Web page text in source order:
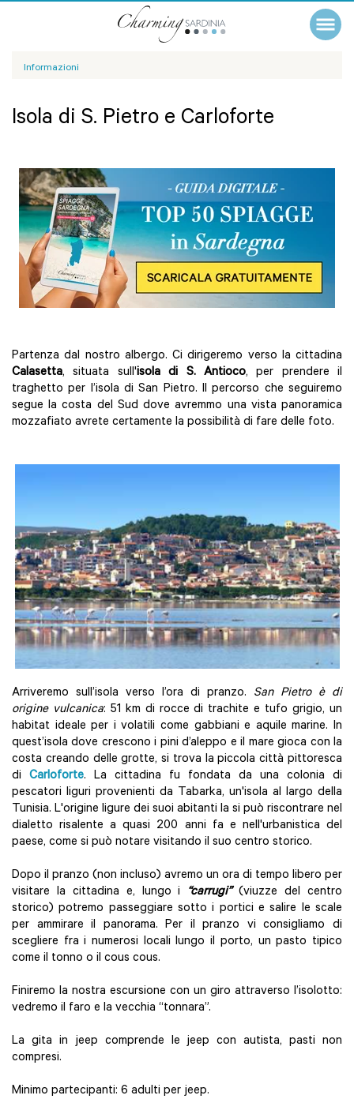
Informazioni
Isola di S. Pietro e Carloforte
Partenza dal nostro albergo. Ci dirigeremo verso la cittadina
Calasetta, situata sull'isola di S. Antioco, per prendere il
traghetto per l’isola di San Pietro. Il percorso che seguiremo
segue la costa del Sud dove avremmo una vista panoramica
mozzafiato avrete certamente la possibilità di fare delle foto.
Arriveremo sull’isola verso l’ora di pranzo. San Pietro è di
origine vulcanica: 51 km di rocce di trachite e tufo grigio, un
habitat ideale per i volatili come gabbiani e aquile marine. In
quest’isola dove crescono i pini d’aleppo e il mare gioca con la
costa creando delle grotte, si trova la piccola città pittoresca
di Carloforte. La cittadina fu fondata da una colonia di
pescatori liguri provenienti da Tabarka, un'isola al largo della
Tunisia. L'origine ligure dei suoi abitanti la si può riscontrare nel
dialetto risalente a quasi 200 anni fa e nell'urbanistica del
paese, come si può notare visitando il suo centro storico.
Dopo il pranzo (non incluso) avremo un ora di tempo libero per
visitare la cittadina e, lungo i “carrugi”(viuzze del centro
storico) potremo passeggiare sotto i portici e salire le scale
per ammirare il panorama. Per il pranzo vi consigliamo di
scegliere fra i numerosi locali lungo il porto, un pasto tipico
come il tonno o il cous cous.
Finiremo la nostra escursione con un giro attraverso l’isolotto:
vedremo il faro e la vecchia “tonnara”.
La gita in jeep comprende le jeep con autista, pasti non
compresi.
Minimo partecipanti: 6 adulti per jeep.